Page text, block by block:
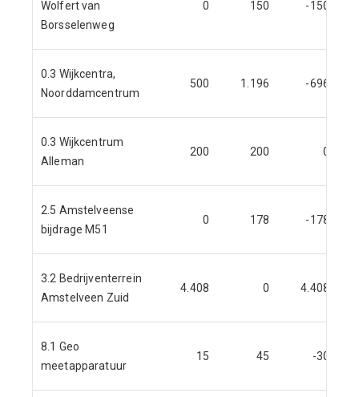
Wolfert van
Borsselenweg
0 150 -150
0.3 Wijkcentra,
Noorddamcentrum
500 1.196 -696
0.3 Wijkcentrum
Alleman
200 200 0
2.5 Amstelveense
bijdrage M51
0 178 -178
3.2 Bedrijventerrein
Amstelveen Zuid
4.408 0 4.408
8.1 Geo
meetapparatuur
15 45 -30